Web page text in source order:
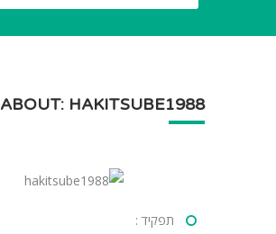
ABOUT: HAKITSUBE1988
תפקיד :